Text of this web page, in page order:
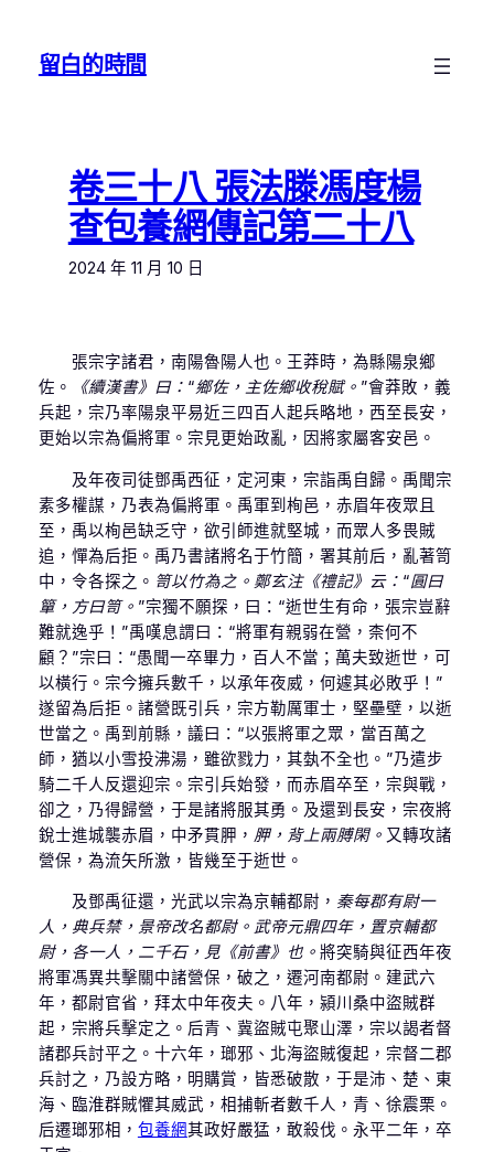
留白的時間
卷三十八 張法滕馮度楊
查包養網傳記第二十八
2024 年 11 月 10 日
張宗字諸君，南陽魯陽人也。王莽時，為縣陽泉鄉
佐。
《續漢書》曰：“鄉佐，主佐鄉收稅賦。”會莽敗，義
兵起，宗乃率陽泉平易近三四百人起兵略地，西至長安，
更始以宗為偏將軍。宗見更始政亂，因將家屬客安邑。
及年夜司徒鄧禹西征，定河東，宗詣禹自歸。禹聞宗
素多權謀，乃表為偏將軍。禹軍到栒邑，赤眉年夜眾且
至，禹以栒邑缺乏守，欲引師進就堅城，而眾人多畏賊
追，憚為后拒。禹乃書諸將名于竹簡，署其前后，亂著笥
中，令各探之。 笥以竹為之。鄭玄注《禮記》云：“圓曰
簞，方曰笥。”宗獨不願探，曰：“逝世生有命，張宗豈辭
難就逸乎！”禹嘆息謂曰：“將軍有親弱在營，柰何不
顧？”宗曰：“愚聞一卒畢力，百人不當；萬夫致逝世，可
以橫行。宗今擁兵數千，以承年夜威，何遽其必敗乎！”
遂留為后拒。諸營既引兵，宗方勒厲軍士，堅壘壁，以逝
世當之。禹到前縣，議曰：“以張將軍之眾，當百萬之
師，猶以小雪投沸湯，雖欲戮力，其埶不全也。”乃遣步
騎二千人反還迎宗。宗引兵始發，而赤眉卒至，宗與戰，
卻之，乃得歸營，于是諸將服其勇。及還到長安，宗夜將
銳士進城襲赤眉，中矛貫胛， 胛，背上兩膊閑。 又轉攻諸
營保，為流矢所激，皆幾至于逝世。
及鄧禹征還，光武以宗為京輔都尉， 秦每郡有尉一
人，典兵禁，景帝改名都尉。武帝元鼎四年，置京輔都
尉，各一人，二千石，見《前書》也。 將突騎與征西年夜
將軍馮異共擊關中諸營保，破之，遷河南都尉。建武六
年，都尉官省，拜太中年夜夫。八年，潁川桑中盜賊群
起，宗將兵擊定之。后青、冀盜賊屯聚山澤，宗以謁者督
諸郡兵討平之。十六年，瑯邪、北海盜賊復起，宗督二郡
兵討之，乃設方略，明購賞，皆悉破散，于是沛、楚、東
海、臨淮群賊懼其威武，相捕斬者數千人，青、徐震栗。
后遷瑯邪相， 包養網其政好嚴猛，敢殺伐。永平二年，卒